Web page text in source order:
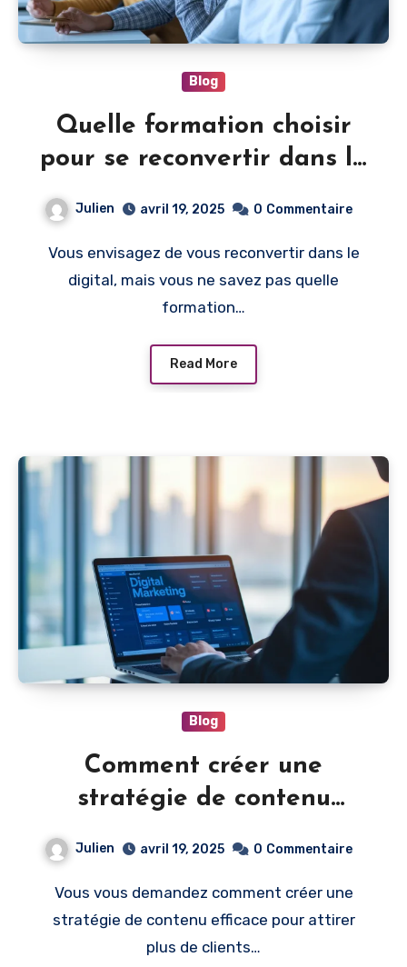
Blog
Quelle formation choisir
pour se reconvertir dans le
Julien avril 19, 2025 0 Commentaire
Vous envisagez de vous reconvertir dans le
digital, mais vous ne savez pas quelle
formation…
Read More
Blog
Comment créer une
stratégie de contenu
efficace pour attirer plus
de clients ?
Julien avril 19, 2025 0 Commentaire
Vous vous demandez comment créer une
stratégie de contenu efficace pour attirer
plus de clients…